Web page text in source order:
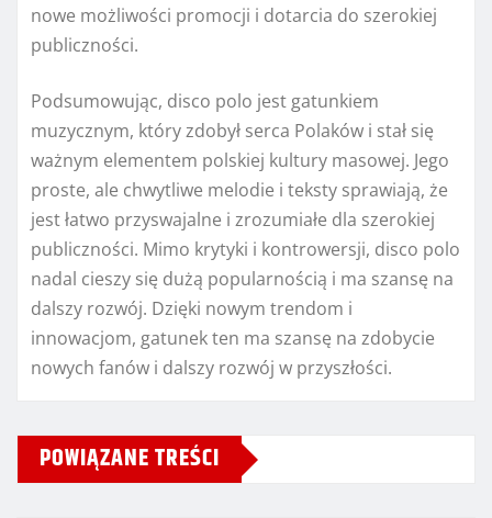
nowe możliwości promocji i dotarcia do szerokiej
publiczności.
Podsumowując, disco polo jest gatunkiem
muzycznym, który zdobył serca Polaków i stał się
ważnym elementem polskiej kultury masowej. Jego
proste, ale chwytliwe melodie i teksty sprawiają, że
jest łatwo przyswajalne i zrozumiałe dla szerokiej
publiczności. Mimo krytyki i kontrowersji, disco polo
nadal cieszy się dużą popularnością i ma szansę na
dalszy rozwój. Dzięki nowym trendom i
innowacjom, gatunek ten ma szansę na zdobycie
nowych fanów i dalszy rozwój w przyszłości.
POWIĄZANE TREŚCI